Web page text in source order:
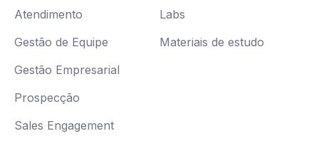
Atendimento
Gestão de Equipe
Gestão Empresarial
Prospecção
Sales Engagement
Labs
Materiais de estudo